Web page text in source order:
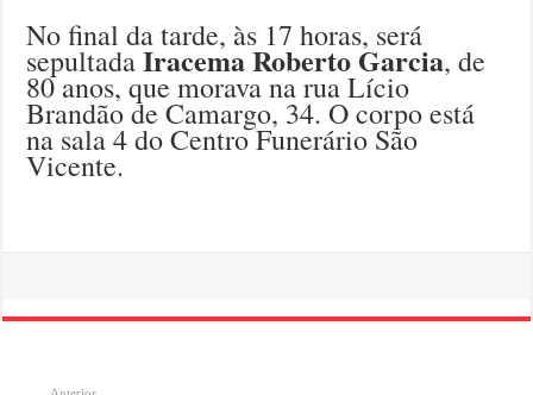
No final da tarde, às 17 horas, será
sepultadaIracema Roberto Garcia, de
80 anos, que morava na rua Lício
Brandão de Camargo, 34. O corpo está
na sala 4 do Centro Funerário São
Vicente.